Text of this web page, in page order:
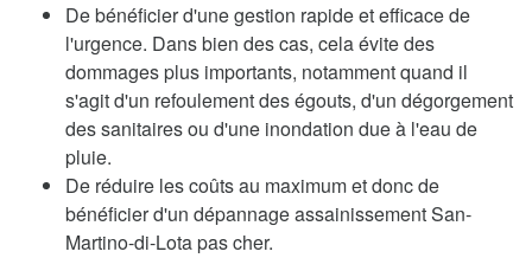
De bénéficier d'une gestion rapide et efficace de
l'urgence. Dans bien des cas, cela évite des
dommages plus importants, notamment quand il
s'agit d'un refoulement des égouts, d'un dégorgement
des sanitaires ou d'une inondation due à l'eau de
pluie.
De réduire les coûts au maximum et donc de
bénéficier d'un dépannage assainissement San-
Martino-di-Lota pas cher.